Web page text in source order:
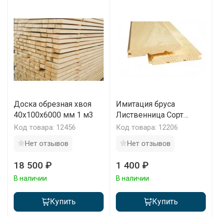
Доска обрезная хвоя
40х100х6000 мм 1 м3
Код товара: 12456
Нет отзывов
18 500 ₽
В наличии
Купить
Имитация бруса
Лиственница Сорт
Прима 120х20х2000-
Код товара: 12206
Нет отзывов
1 400 ₽
В наличии
Купить